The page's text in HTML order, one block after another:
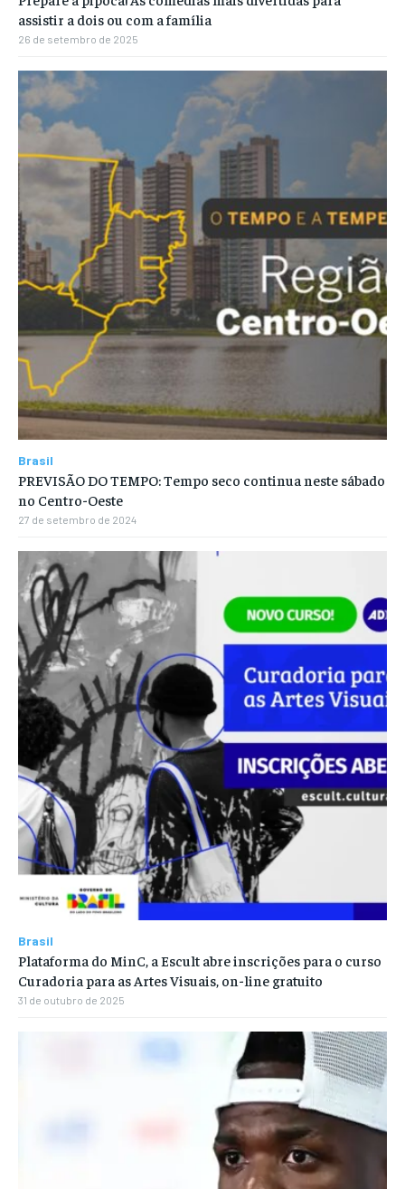
assistir a dois ou com a família
26 de setembro de 2025
Brasil
PREVISÃO DO TEMPO: Tempo seco continua neste sábado
no Centro-Oeste
27 de setembro de 2024
Brasil
Plataforma do MinC, a Escult abre inscrições para o curso
Curadoria para as Artes Visuais, on-line gratuito
31 de outubro de 2025